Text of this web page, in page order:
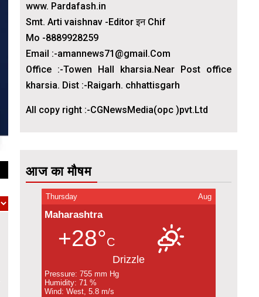
www. Pardafash.in
Smt. Arti vaishnav -Editor इन Chif
Mo -8889928259
Email :-amannews71@gmail.Com
Office :-Towen Hall kharsia.Near Post office
kharsia. Dist :-Raigarh. chhattisgarh
All copy right :-CGNewsMedia(opc )pvt.Ltd
आज का मौषम
Thursday Aug
Maharashtra
+28°C
Drizzle
Pressure: 755 mm Hg
Humidity: 71 %
Wind: West, 5.8 m/s